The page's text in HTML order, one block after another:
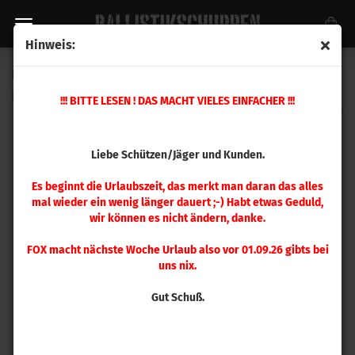
Hinweis:
!!! BITTE LESEN ! DAS MACHT VIELES EINFACHER !!!
Liebe Schützen/Jäger und Kunden.
Es beginnt die Urlaubszeit, das merkt man daran das alles
mal wieder ein wenig länger dauert ;-) Habt etwas Geduld,
wir können es nicht ändern, danke.
FOX macht nächste Woche Urlaub also vor 01.09.26 gibts bei
uns nix.
Gut Schuß.
392219)